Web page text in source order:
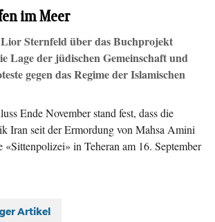
im Meer
Sternfeld über das Buchprojekt
Lage der jüdischen Gemeinschaft und
gegen das Regime der Islamischen
Ende November stand fest, dass die
Iran seit der Ermordung von Mahsa Amini
«Sittenpolizei» in Teheran am 16. September
Artikel